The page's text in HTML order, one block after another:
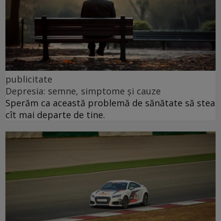
publicitate
Depresia: semne, simptome și cauze
Sperăm ca această problemă de sănătate să stea
cît mai departe de tine.